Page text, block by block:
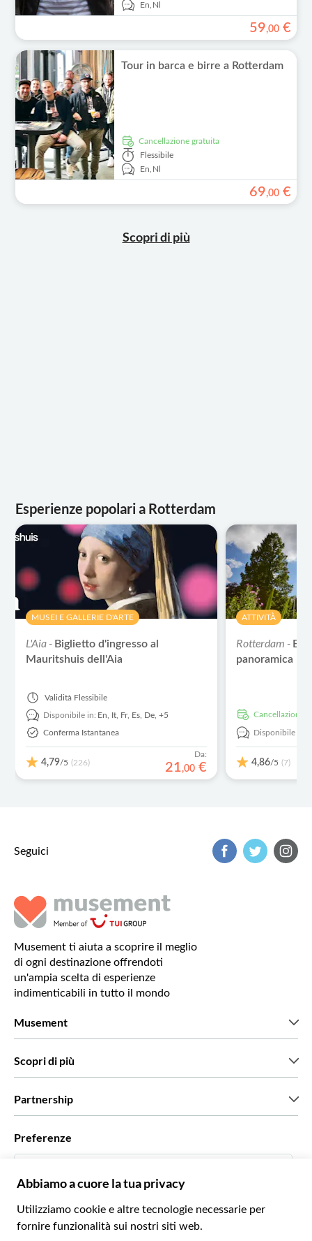
En,Nl
59,00 €
Tour in barca e birre a Rotterdam
Cancellazione gratuita
Flessibile
En,Nl
69,00 €
Scopri di più
Esperienze popolari a Rotterdam
MUSEI E GALLERIE D'ARTE
L'Aia - Biglietto d'ingresso al
Mauritshuis dell'Aia
Validità Flessibile
Disponibile in: En, It, Fr, Es, De,+5
Conferma Istantanea
4,79/5 (226)
Da:
21,00 €
ATTIVITÀ
Rotterdam -
panoramica
Cancellazione
Disponibile in:
4,86/5 (7)
Seguici
Musement ti aiuta a scoprire il meglio
di ogni destinazione offrendoti
un'ampia scelta di esperienze
indimenticabili in tutto il mondo
Musement
Scopri di più
Partnership
Agenzie viaggi
Diventa un nostro fornitore
Become a Distribution Partner
Preferenze
Italiano
Italiano
Français
€ Euro